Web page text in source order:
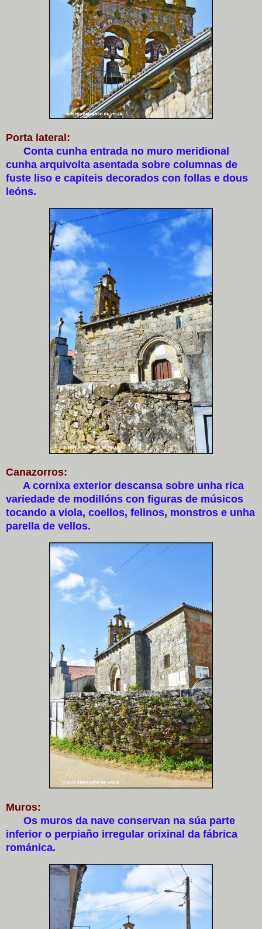
Porta lateral:
Conta cunha entrada no muro meridional
cunha arquivolta asentada sobre columnas de
fuste liso e capiteis decorados con follas e dous
leóns.
Canazorros:
A cornixa exterior descansa sobre unha rica
variedade de modillóns con figuras de músicos
tocando a viola, coellos, felinos, monstros e unha
parella de vellos.
Muros:
Os muros da nave conservan na súa parte
inferior o perpiaño irregular orixinal da fábrica
románica.